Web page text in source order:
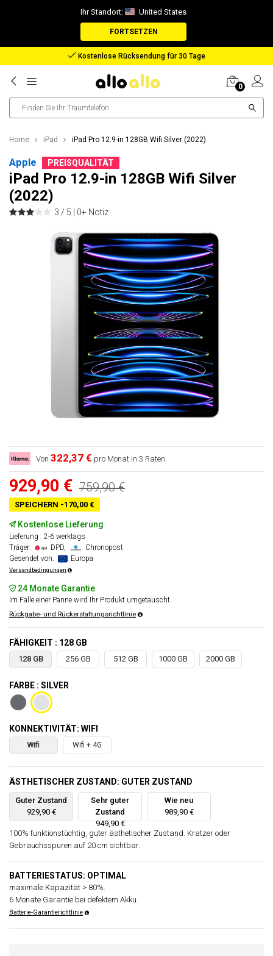
Ihr Standort: United States
FORTSETZEN
Rückerstattung bei verlorenem Paket
0
Home iPad iPad Pro 12.9-in 128GB Wifi Silver (2022)
Apple PREISQUALITÄT
iPad Pro 12.9-in 128GB Wifi Silver
(2022)
3 / 5 | 0+ Notiz
Von322,37 € pro Monat in 3 Raten.
929,90 € 759,90 €
SPEICHERN -170,00 €
Kostenlose Lieferung
Lieferung : 2-6 werktags
Träger:
DPD,
Chronopost
Gesendet von:
Europa
Versandbedingungen
24 Monate Garantie
Im Falle einer Panne wird Ihr Produkt umgetauscht.
Rückgabe- und Rückerstattungsrichtlinie
FÄHIGKEIT : 128 GB
128 GB 256 GB 512 GB 1000 GB 2000 GB
FARBE : SILVER
KONNEKTIVITÄT: WIFI
Wifi Wifi + 4G
ÄSTHETISCHER ZUSTAND: GUTER ZUSTAND
Guter Zustand
929,90 €
Sehr guter
Zustand
949,90 €
Wie neu
989,90 €
100% funktionstüchtig, guter ästhetischer Zustand. Kratzer oder
Gebrauchsspuren auf 20 cm sichtbar.
BATTERIESTATUS: OPTIMAL
maximale Kapazität > 80%.
6 Monate Garantie bei defektem Akku.
Batterie-Garantierichtlinie